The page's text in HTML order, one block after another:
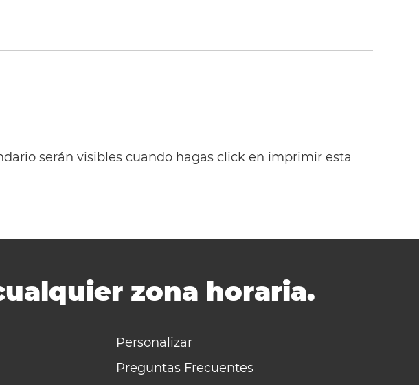
serán visibles cuando hagas click en imprimir esta
zona horaria.
Personalizar
Preguntas Frecuentes